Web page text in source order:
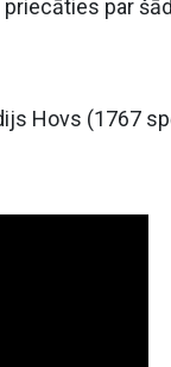
par
Hovs (1767